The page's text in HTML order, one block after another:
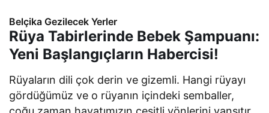
Belçika Gezilecek Yerler
Rüya Tabirlerinde Bebek Şampuanı:
Yeni Başlangıçların Habercisi!
Rüyaların dili çok derin ve gizemli. Hangi rüyayı
gördüğümüz ve o rüyanın içindeki semballer,